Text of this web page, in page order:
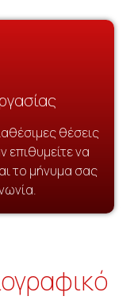
θέσεις
να
το μήνυμα σας